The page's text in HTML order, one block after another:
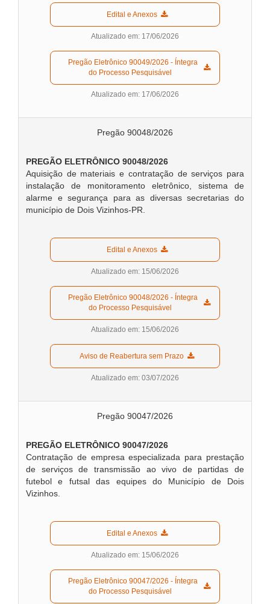
  Edital e Anexos
Atualizado em: 17/06/2026
do Processo Pesquisável
Atualizado em: 17/06/2026
Pregão 90048/2026
PREGÃO ELETRÔNICO 90048/2026
Aquisição de materiais e contratação de serviços para
instalação de monitoramento eletrônico, sistema de
alarme e segurança para as diversas secretarias do
município de Dois Vizinhos-PR.
  Edital e Anexos
Atualizado em: 15/06/2026
do Processo Pesquisável
Atualizado em: 15/06/2026
  Aviso de Reabertura sem Prazo
Atualizado em: 03/07/2026
Pregão 90047/2026
PREGÃO ELETRÔNICO 90047/2026
Contratação de empresa especializada para prestação
de serviços de transmissão ao vivo de partidas de
futebol e futsal das equipes do Município de Dois
Vizinhos.
  Edital e Anexos
Atualizado em: 15/06/2026
do Processo Pesquisável